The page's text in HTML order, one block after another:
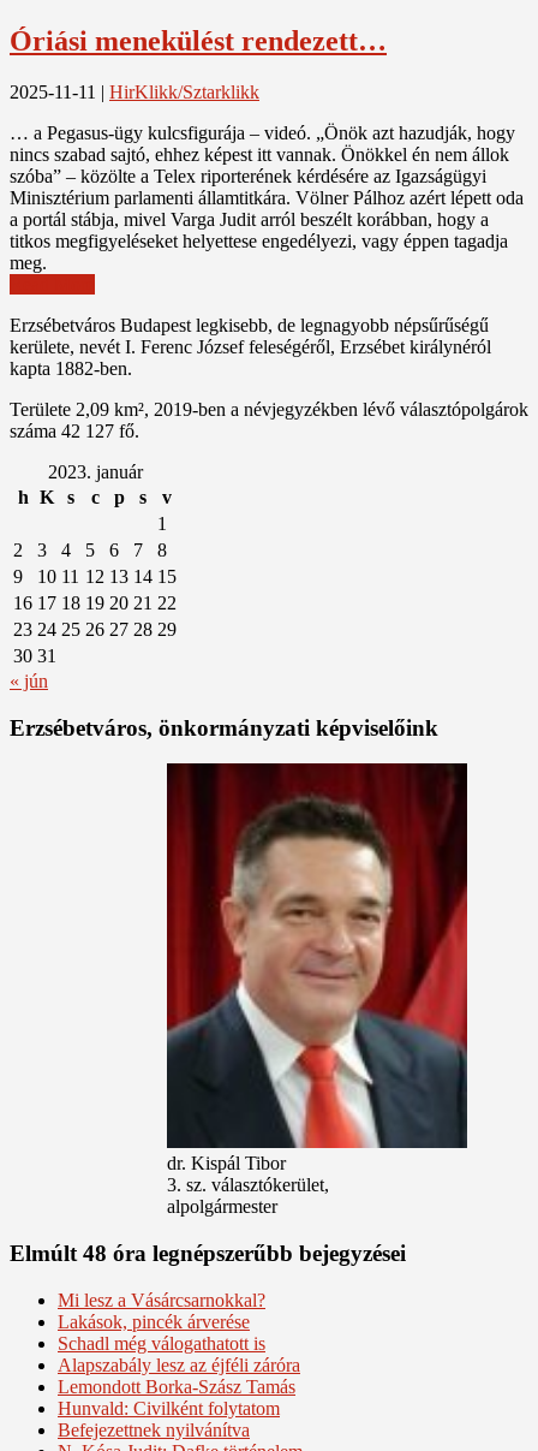
Óriási menekülést rendezett…
2025-11-11 | HirKlikk/Sztarklikk
… a Pegasus-ügy kulcsfigurája – videó. „Önök azt hazudják, hogy
nincs szabad sajtó, ehhez képest itt vannak. Önökkel én nem állok
szóba” – közölte a Telex riporterének kérdésére az Igazságügyi
Minisztérium parlamenti államtitkára. Völner Pálhoz azért lépett oda
a portál stábja, mivel Varga Judit arról beszélt korábban, hogy a
titkos megfigyeléseket helyettese engedélyezi, vagy éppen tagadja
meg.
Erzsébetváros Budapest legkisebb, de legnagyobb népsűrűségű
kerülete, nevét I. Ferenc József feleségéről, Erzsébet királynéról
kapta 1882-ben.
Területe 2,09 km², 2019-ben a névjegyzékben lévő választópolgárok
száma 42 127 fő.
2023. január
h K s c p s
v
1
2
3 4 5 6 7
8
9
10 11 12 13 14 15
16 17 18 19 20 21 22
23 24 25 26 27 28 29
30 31
« jún
Erzsébetváros, önkormányzati képviselőink
dr. Kispál Tibor
3. sz. választókerület,
alpolgármester
Elmúlt 48 óra legnépszerűbb bejegyzései
Mi lesz a Vásárcsarnokkal?
Lakások, pincék árverése
Schadl még válogathatott is
Alapszabály lesz az éjféli záróra
Lemondott Borka-Szász Tamás
Hunvald: Civilként folytatom
Befejezettnek nyilvánítva